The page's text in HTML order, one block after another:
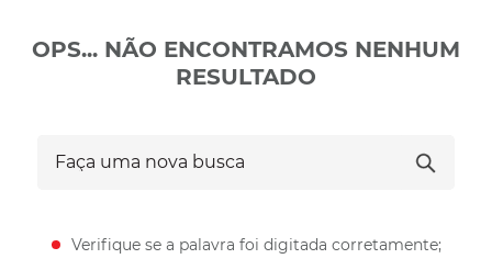
OPS... NÃO ENCONTRAMOS NENHUM
RESULTADO
Verifique se a palavra foi digitada corretamente;